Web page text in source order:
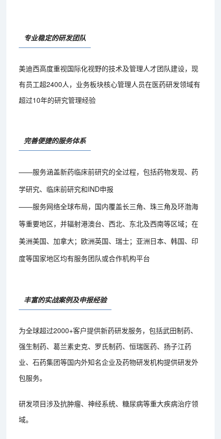
专业稳定的研发团队
美迪西高度重视国际化视野的技术及管理人才团队建设，现
有员工超2400人，业务板块核心管理人员在医药研发领域有
超过10年的研究管理经验
完善便捷的服务体系
——服务涵盖新药临床前研究的全过程，包括药物发现、药
学研究、临床前研究和IND申报
——服务网络全球布局，国内覆盖长三角、珠三角及环渤海
等重要地区，并辐射港澳台、西北、东北及西南等区域；在
美洲美国、加拿大；欧洲英国、瑞士；亚洲日本、韩国、印
度等国家地区均有服务团队或合作机构平台
丰富的实战案例及申报经验
为全球超过2000+客户提供新药研发服务，包括武田制药、
强生制药、葛兰素史克、罗氏制药、恒瑞医药、扬子江药
业、石药集团等国内外知名企业及药物研发机构提供研发外
包服务。
研发项目涉及抗肿瘤、神经系统、糖尿病等重大疾病治疗领
域。